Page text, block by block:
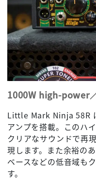
1000W high-power
Little Mark Ninja 58R
アンプを搭載。このハ
クリアなサウンドで再
現します。また余裕の
ベースなどの低音域も
す。